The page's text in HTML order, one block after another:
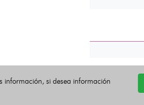
información, si desea información